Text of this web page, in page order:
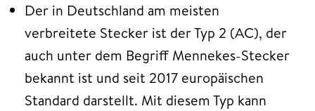
Der in Deutschland am meisten
verbreitete Stecker ist der Typ 2 (AC), der
auch unter dem Begriff Mennekes-Stecker
bekannt ist und seit 2017 europäischen
Standard darstellt. Mit diesem Typ kann